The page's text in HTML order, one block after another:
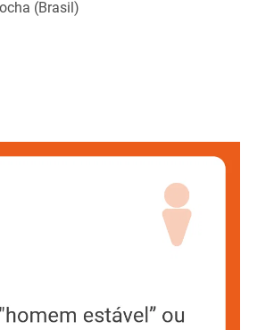
(Brasil)